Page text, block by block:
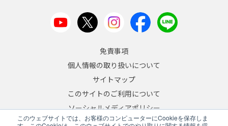
このウェブサイトでは、お客様のコンピューターにCookieを保存しま
免責事項
個人情報の取り扱いについて
サイトマップ
このサイトのご利用について
ソーシャルメディアポリシー
反社会的勢力への対応について